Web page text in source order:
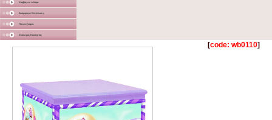
Καμβάς σε τελάρο
Διάφορα με Εκτύπωση
Γλειφιτζούρια
Στολισμός Εκκλησίας
[code: wb0110]